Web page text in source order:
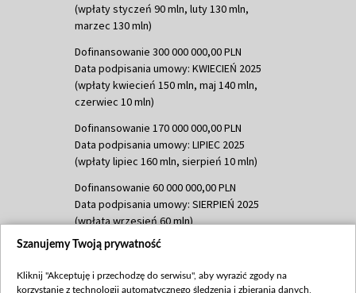
(wpłaty styczeń 90 mln, luty 130 mln,
marzec 130 mln)
Dofinansowanie 300 000 000,00 PLN
Data podpisania umowy: KWIECIEŃ 2025
(wpłaty kwiecień 150 mln, maj 140 mln,
czerwiec 10 mln)
Dofinansowanie 170 000 000,00 PLN
Data podpisania umowy: LIPIEC 2025
(wpłaty lipiec 160 mln, sierpień 10 mln)
Dofinansowanie 60 000 000,00 PLN
Data podpisania umowy: SIERPIEŃ 2025
(wpłata wrzesień 60 mln)
Dofinansowanie 635 783 051,21 PLN
(wpłata wrzesień 100 mln, październik 350
Szanujemy Twoją prywatność
Kliknij "Akceptuję i przechodzę do serwisu", aby wyrazić zgody na
korzystanie z technologii automatycznego śledzenia i zbierania danych,